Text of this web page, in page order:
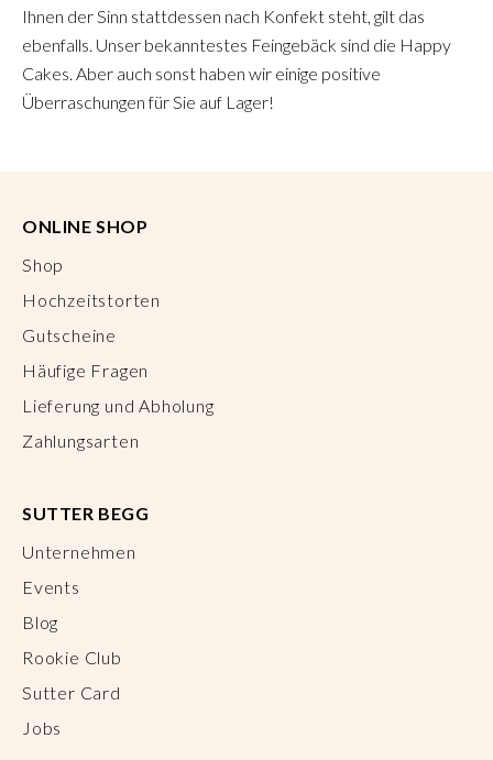
Ihnen der Sinn stattdessen nach Konfekt steht, gilt das
ebenfalls. Unser bekanntestes Feingebäck sind die Happy
Cakes. Aber auch sonst haben wir einige positive
Überraschungen für Sie auf Lager!
ONLINE SHOP
Shop
Hochzeitstorten
Gutscheine
Häufige Fragen
Lieferung und Abholung
Zahlungsarten
SUTTER BEGG
Unternehmen
Events
Blog
Rookie Club
Sutter Card
Jobs